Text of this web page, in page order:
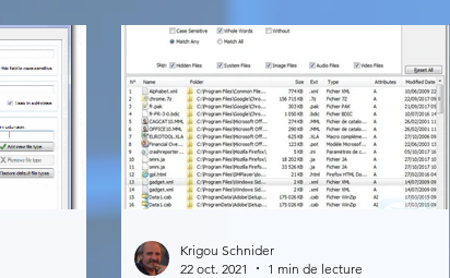
Krigou Schnider
22 oct. 2021
1 min de lecture